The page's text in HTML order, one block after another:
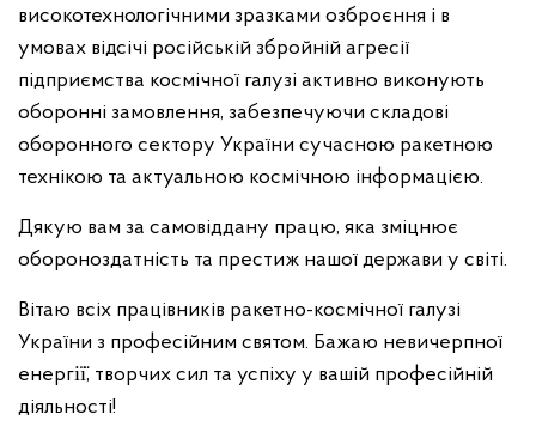
високотехнологічними зразками озброєння і в
умовах відсічі російській збройній агресії
підприємства космічної галузі активно виконують
оборонні замовлення, забезпечуючи складові
оборонного сектору України сучасною ракетною
технікою та актуальною космічною інформацією.
Дякую вам за самовіддану працю, яка зміцнює
обороноздатність та престиж нашої держави у світі.
Вітаю всіх працівників ракетно-космічної галузі
України з професійним святом. Бажаю невичерпної
енергії̈, творчих сил та успіху у вашій професійній
діяльності!